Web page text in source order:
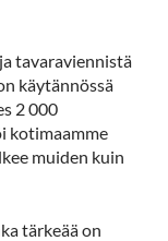
tavaraviennistä
käytännössä
2 000
kotimaamme
muiden kuin
tärkeää on